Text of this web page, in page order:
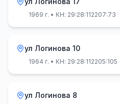
1969 г. • КН: 29:28:112207:73
ул Логинова 10
1964 г. • КН: 29:28:112205:105
ул Логинова 8